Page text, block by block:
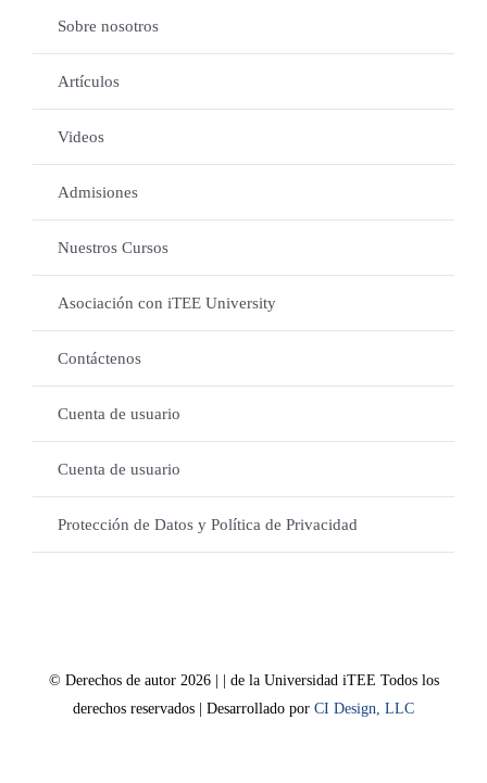
Sobre nosotros
Artículos
Videos
Admisiones
Nuestros Cursos
Asociación con iTEE University
Contáctenos
Cuenta de usuario
Cuenta de usuario
Protección de Datos y Política de Privacidad
© Derechos de autor 2026 | | de la Universidad iTEE Todos los
derechos reservados | Desarrollado por CI Design, LLC